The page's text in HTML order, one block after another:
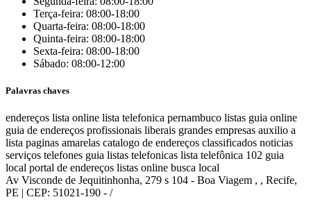
Terça-feira: 08:00-18:00
Quarta-feira: 08:00-18:00
Quinta-feira: 08:00-18:00
Sexta-feira: 08:00-18:00
Sábado: 08:00-12:00
Palavras chaves
endereços lista online lista telefonica pernambuco listas guia online
guia de endereços profissionais liberais grandes empresas auxilio a
lista paginas amarelas catalogo de endereços classificados noticias
serviços telefones guia listas telefonicas lista telefônica 102 guia
local portal de endereços listas online busca local
Av Visconde de Jequitinhonha, 279 s 104 - Boa Viagem , , Recife,
PE | CEP: 51021-190 - /